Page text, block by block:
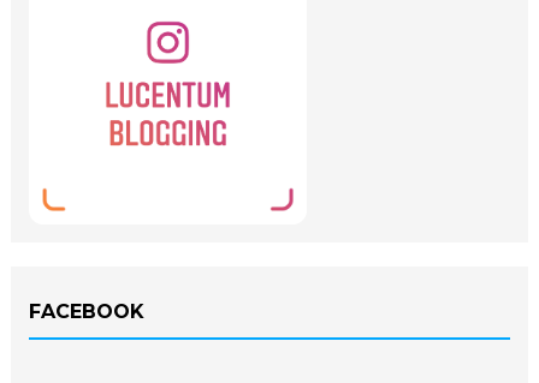
FACEBOOK